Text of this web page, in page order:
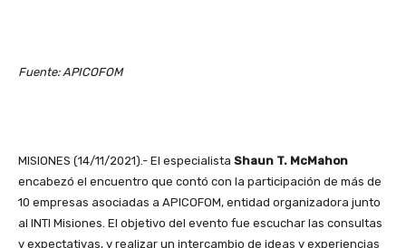
Fuente: APICOFOM
MISIONES (14/11/2021).- El especialista Shaun T. McMahon
encabezó el encuentro que contó con la participación de más de
10 empresas asociadas a APICOFOM, entidad organizadora junto
al INTI Misiones. El objetivo del evento fue escuchar las consultas
y expectativas, y realizar un intercambio de ideas y experiencias